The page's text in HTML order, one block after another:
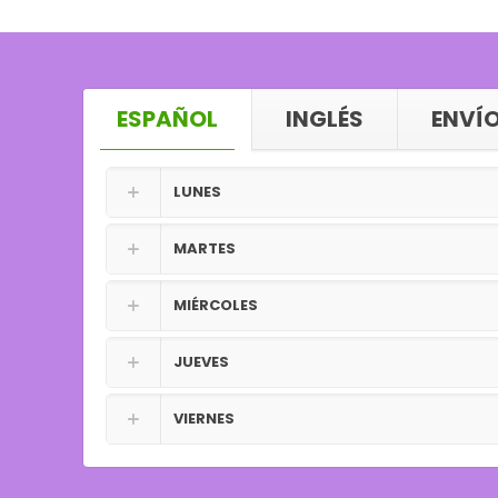
ESPAÑOL INGLÉS
LUNES
MARTES
MIÉRCOLES
JUEVES
VIERNES